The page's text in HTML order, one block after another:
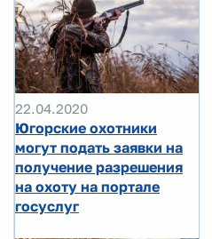
22.04.2020
Югорские охотники
могут подать заявки на
получение разрешения
на охоту на портале
госуслуг